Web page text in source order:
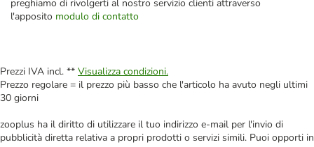
preghiamo di rivolgerti al nostro servizio clienti attraverso
l'apposito modulo di contatto
Prezzi IVA incl. ** Visualizza condizioni.
Prezzo regolare = il prezzo più basso che l'articolo ha avuto negli ultimi
30 giorni
zooplus ha il diritto di utilizzare il tuo indirizzo e-mail per l'invio di
pubblicità diretta relativa a propri prodotti o servizi simili. Puoi opporti in